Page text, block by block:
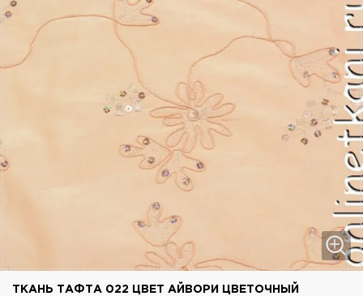
ТКАНЬ ТАФТА 022 ЦВЕТ АЙВОРИ ЦВЕТОЧНЫЙ